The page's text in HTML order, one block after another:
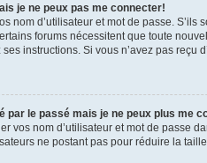
je ne peux pas me connecter!
nom d’utilisateur et mot de passe.
forums nécessitent que toute
instructions. Si vous n’avez pas reçu
par le passé mais je ne peux plus me
vos nom d’utilisateur et mot de passe
ne postant pas pour réduire la